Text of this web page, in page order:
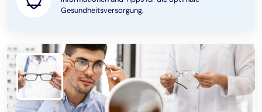
Gesundheitsversorgung.